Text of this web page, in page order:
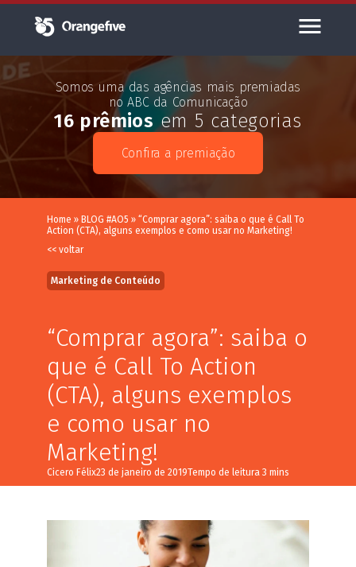
Somos uma das agências mais premiadas
no ABC da Comunicação
16 prêmios em 5 categorias
Confira a premiação
Home » BLOG #AO5 » “Comprar agora”: saiba o que é Call To
Action (CTA), alguns exemplos e como usar no Marketing!
<< voltar
Marketing de Conteúdo
“Comprar agora”: saiba o
que é Call To Action
(CTA), alguns exemplos
e como usar no
Marketing!
Cicero Félix23 de janeiro de 2019